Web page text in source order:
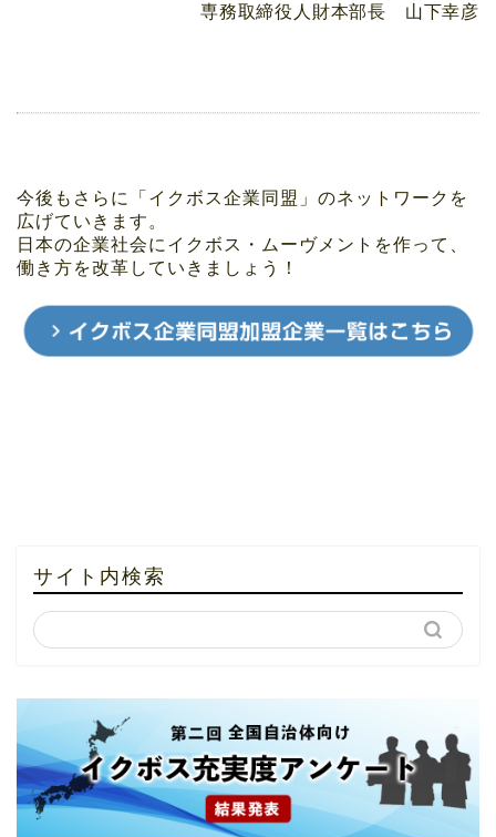
専務取締役人財本部長 山下幸彦
今後もさらに「イクボス企業同盟」のネットワークを
広げていきます。
日本の企業社会にイクボス・ムーヴメントを作って、
働き方を改革していきましょう！
サイト内検索